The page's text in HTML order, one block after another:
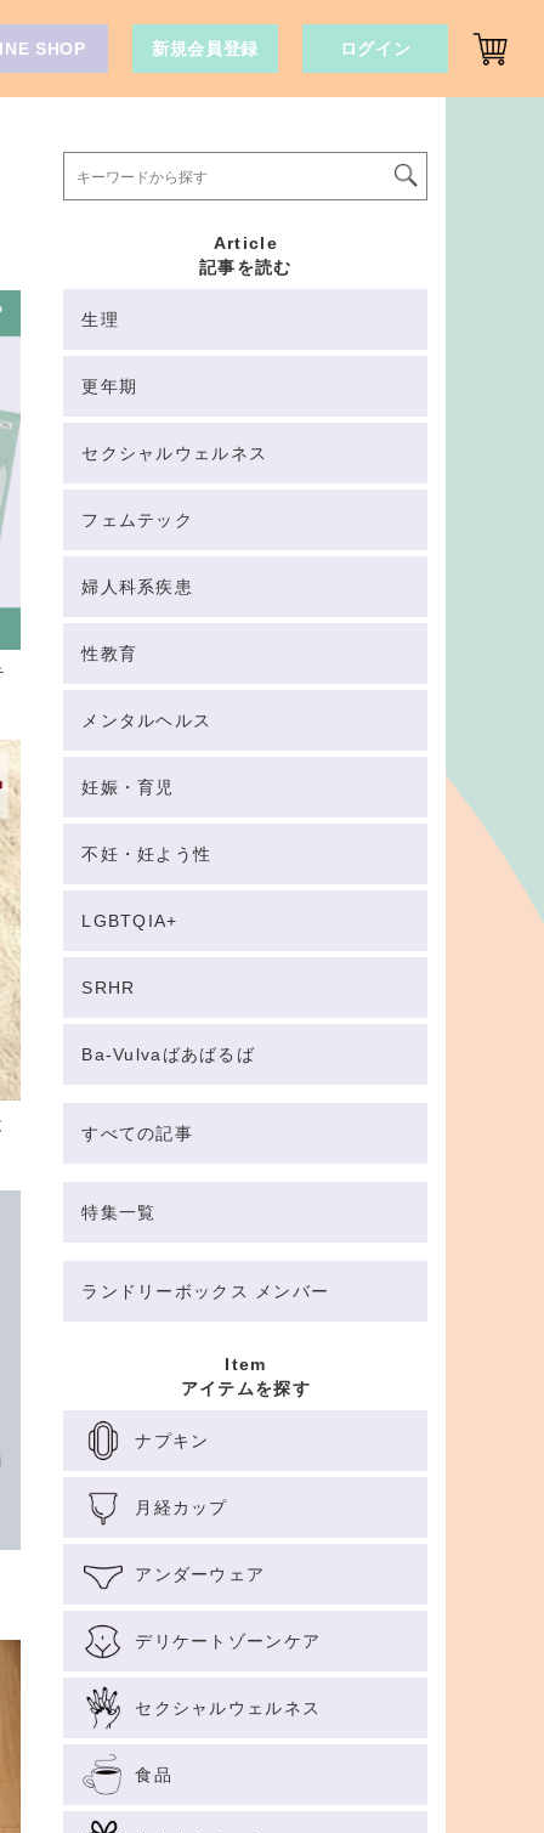
Article
記事を読む
生理
更年期
セクシャルウェルネス
フェムテック
婦人科系疾患
性教育
メンタルヘルス
妊娠・育児
不妊・妊よう性
LGBTQIA+
SRHR
Ba-Vulvaばあばるば
すべての記事
特集一覧
ランドリーボックス メンバー
Item
アイテムを探す
ナプキン
月経カップ
アンダーウェア
デリケートゾーンケア
セクシャルウェルネス
食品
SHOP 新規会員登録 ログイン